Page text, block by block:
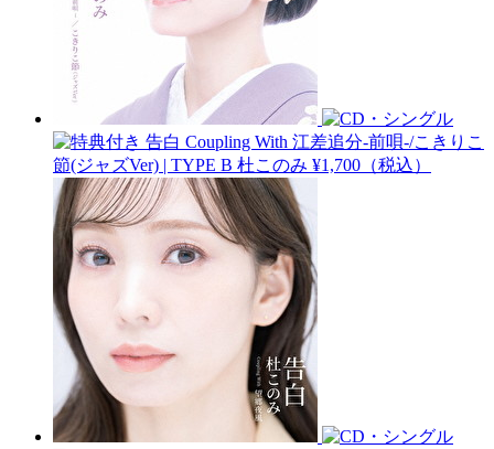
告白 Coupling With 江差追分-前唄-/こきりこ
節(ジャズVer) | TYPE B 杜このみ ¥1,700（税込）